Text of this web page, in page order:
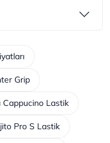
Grip
Cappucino Lastik
Pro S Lastik